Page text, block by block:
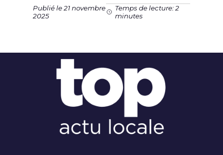
Publié le 21 novembre
2025
Temps de lecture: 2
minutes